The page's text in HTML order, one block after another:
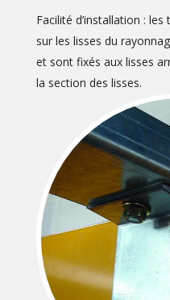
Facilité d’installation :
sur les lisses du
et sont fixés aux lisses
la section des lisses.